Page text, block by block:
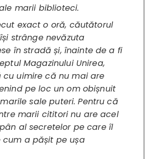
marii biblioteci.
exact o oră, căutătorul
strânge nevăzuta
în stradă și, înainte de a fi
Magazinului Unirea,
cu uimire că nu mai are
pe loc un om obișnuit
sale puteri. Pentru că
marii cititori nu are acel
al secretelor pe care îl
a pășit pe ușa